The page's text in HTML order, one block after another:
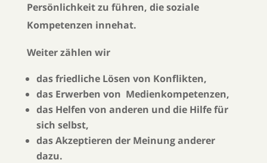
Persönlichkeit zu führen, die soziale
Kompetenzen innehat.
Weiter zählen wir
das friedliche Lösen von Konflikten,
das Erwerben von Medienkompetenzen,
das Helfen von anderen und die Hilfe für
sich selbst,
das Akzeptieren der Meinung anderer
dazu.